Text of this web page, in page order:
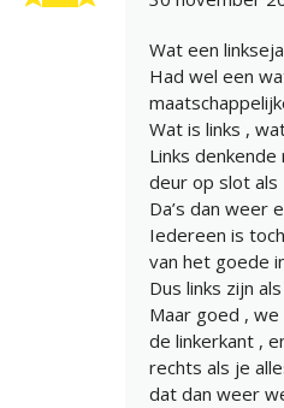
Wat een
Had wel een
Wat is links ,
Links
deur op slot als
Da’s dan weer
Iedereen is
van het goede
Dus links zijn
Maar goed ,
de linkerkant ,
rechts als je
dat dan weer